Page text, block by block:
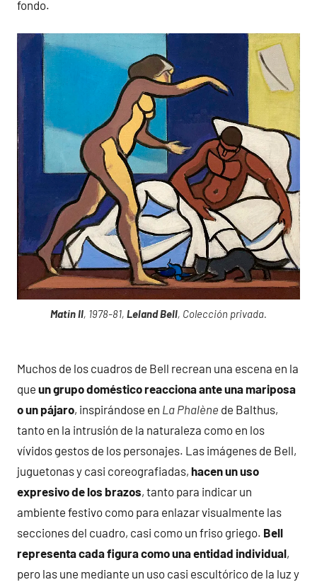
fondo.
Matin II, 1978-81, Leland Bell, Colección privada.
Muchos de los cuadros de Bell recrean una escena en la
que un grupo doméstico reacciona ante una mariposa
o un pájaro, inspirándose en La Phalène de Balthus,
tanto en la intrusión de la naturaleza como en los
vívidos gestos de los personajes. Las imágenes de Bell,
juguetonas y casi coreografiadas, hacen un uso
expresivo de los brazos, tanto para indicar un
ambiente festivo como para enlazar visualmente las
secciones del cuadro, casi como un friso griego. Bell
representa cada figura como una entidad individual,
pero las une mediante un uso casi escultórico de la luz y